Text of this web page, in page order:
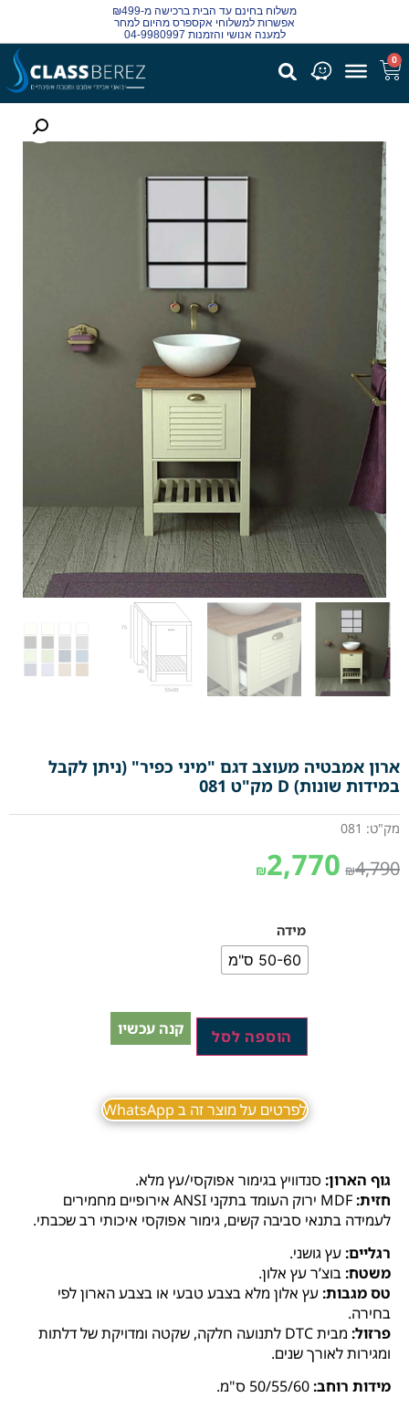
משלוח בחינם עד הבית ברכישה מ-₪499
אפשרות למשלוחי אקספרס מהיום למחר
למענה אנושי והזמנות 04-9980997
0
ארון אמבטיה מעוצב דגם "מיני כפיר" (ניתן לקבל
במידות שונות) D מק"ט 081
מק"ט: 081
₪4,790
₪2,770
מידה
50-60 ס"מ
קנה עכשיו הוספה לסל
לפרטים על מוצר זה ב WhatsApp
גוף הארון: סנדוויץ בגימור אפוקסי/עץ מלא.
חזית:
MDF ירוק העומד בתקני ANSI אירופיים מחמירים
לעמידה בתנאי סביבה קשים, גימור אפוקסי איכותי רב שכבתי.
רגליים:עץ גושני.
משטח:בוצ’ר עץ אלון.
טס מגבות:עץ אלון מלא בצבע טבעי או בצבע הארון לפי
בחירה.
פרזול:
מבית DTC לתנועה חלקה, שקטה ומדויקת של דלתות
ומגירות לאורך שנים.
מידות רוחב: